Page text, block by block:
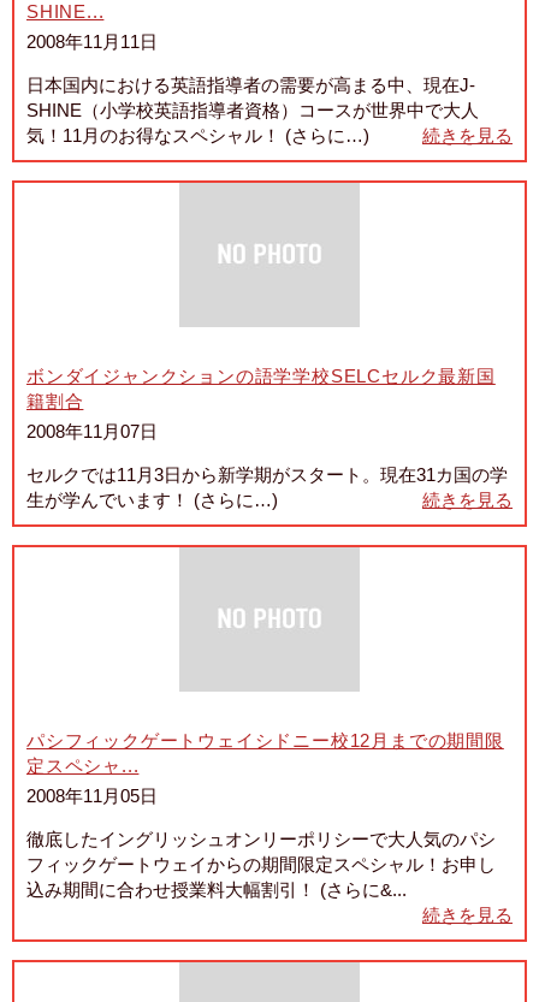
SHINE...
2008年11月11日
日本国内における英語指導者の需要が高まる中、現在J-
SHINE（小学校英語指導者資格）コースが世界中で大人
気！11月のお得なスペシャル！ (さらに…)
続きを見る
ボンダイジャンクションの語学学校SELCセルク最新国
籍割合
2008年11月07日
セルクでは11月3日から新学期がスタート。現在31カ国の学
生が学んでいます！ (さらに…)
続きを見る
パシフィックゲートウェイシドニー校12月までの期間限
定スペシャ...
2008年11月05日
徹底したイングリッシュオンリーポリシーで大人気のパシ
フィックゲートウェイからの期間限定スペシャル！お申し
込み期間に合わせ授業料大幅割引！ (さらに&...
続きを見る